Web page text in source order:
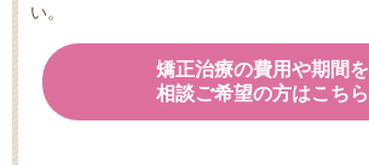
い。
矯正治療の費用や期間を
相談ご希望の方はこちら